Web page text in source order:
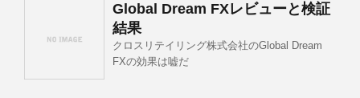
Global Dream FXレビューと検証
結果
クロスリテイリング株式会社のGlobal Dream
FXの効果は嘘だ